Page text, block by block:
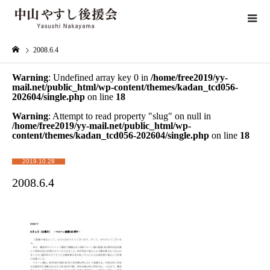
2008.6.4
Warning: Undefined array key 0 in /home/free2019/yy-
mail.net/public_html/wp-content/themes/kadan_tcd056-
202604/single.php on line 18
Warning: Attempt to read property "slug" on null in
/home/free2019/yy-mail.net/public_html/wp-
content/themes/kadan_tcd056-202604/single.php on line 18
2019.10.28
2008.6.4